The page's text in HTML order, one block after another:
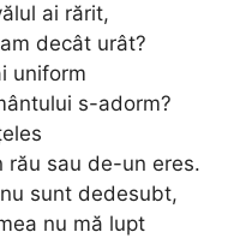
ai rărit,
decât urât?
uniform
s-adorm?
sau de-un eres.
sunt dedesubt,
nu mă lupt